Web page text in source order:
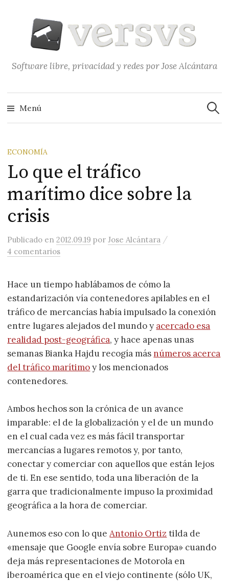
contenido
Software libre, privacidad y redes por Jose Alcántara
Menú
ECONOMÍA
Lo que el tráfico
marítimo dice sobre la
crisis
Publicado en2012.09.19 porJose Alcántara /
4 comentarios
Hace un tiempo hablábamos de cómo la
estandarización vía contenedores apilables en el
tráfico de mercancías había impulsado la conexión
entre lugares alejados del mundo y acercado esa
realidad post-geográfica, y hace apenas unas
semanas Bianka Hajdu recogía másnúmeros acerca
del tráfico marítimoy los mencionados
contenedores.
Ambos hechos son la crónica de un avance
imparable: el de la globalización y el de un mundo
en el cual cada vez es más fácil transportar
mercancías a lugares remotos y, por tanto,
conectar y comerciar con aquellos que están lejos
de ti. En ese sentido, toda una liberación de la
garra que tradicionalmente impuso la proximidad
geográfica a la hora de comerciar.
Aunemos eso con lo queAntonio Ortiz tilda de
«mensaje que Google envía sobre Europa» cuando
deja más representaciones de Motorola en
iberoamérica que en el viejo continente (sólo UK,